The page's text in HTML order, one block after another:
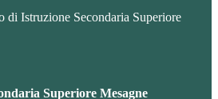
di Istruzione Secondaria Superiore
Superiore Mesagne